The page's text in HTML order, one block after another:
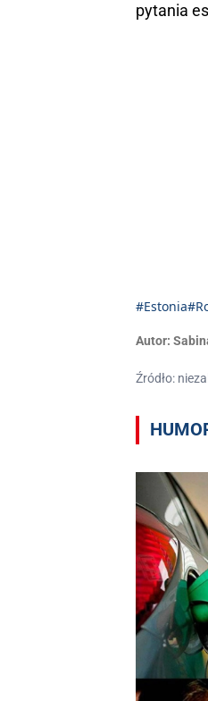
pytania
#Estonia
Autor:
Źródło: